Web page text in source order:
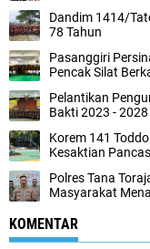
Dandim 1414/
78 Tahun
Pasanggiri
Pencak Silat
Pelantikan
Bakti 2023 - 2028
Korem 141
Kesaktian
Polres Tana
Masyarakat
KOMENTAR